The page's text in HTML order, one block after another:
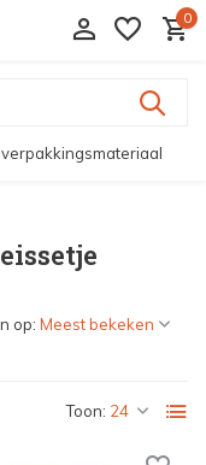
0
Toon:
op: